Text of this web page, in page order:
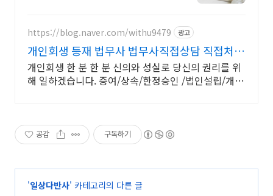
https://blog.naver.com/withu9479 광고
개인회생 등재 법무사 법무사직접상담 직접처리
빠름
개인회생 한 분 한 분 신의와 성실로 당신의 권리를 위
해 일하겠습니다. 증여/상속/한정승인 /법인설립/개인
공감 구독하기
'일상다반사' 카테고리의 다른 글